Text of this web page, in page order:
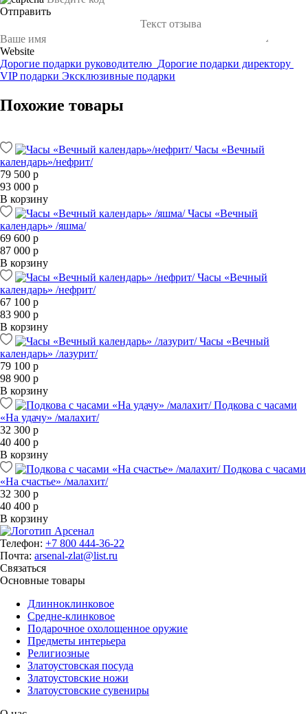
Отправить
Website
Дорогие подарки руководителю Дорогие подарки директору
VIP подарки Эксклюзивные подарки
Похожие товары
Часы «Вечный
календарь»/нефрит/
79 500 р
93 000 р
В корзину
Часы «Вечный
календарь» /яшма/
69 600 р
87 000 р
В корзину
Часы «Вечный
календарь» /нефрит/
67 100 р
83 900 р
В корзину
Часы «Вечный
календарь» /лазурит/
79 100 р
98 900 р
В корзину
Подкова с часами
«На удачу» /малахит/
32 300 р
40 400 р
В корзину
Подкова с часами
«На счастье» /малахит/
32 300 р
40 400 р
В корзину
Телефон: +7 800 444-36-22
Почта: arsenal-zlat@list.ru
Связаться
Основные товары
Длинноклинковое
Средне-клинковое
Подарочное охолощенное оружие
Предметы интерьера
Религиозные
Златоустовская посуда
Златоустовские ножи
Златоустовские сувениры